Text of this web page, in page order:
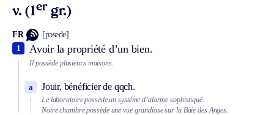
v. (1er gr.)
FR [pɔsede]
Avoir la propriété d’un bien.
1
Il possède plusieurs maisons.
Jouir, bénéficier de qqch.
a
Le laboratoire possède un système d’alarme sophistiqué.
Notre chambre possède une vue grandiose sur la Baie des Anges.